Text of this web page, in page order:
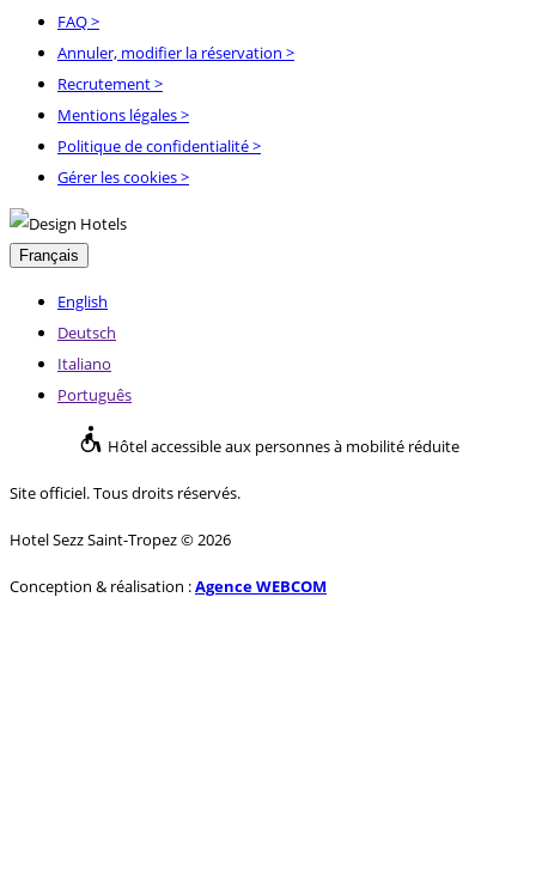
FAQ>
Annuler, modifier la réservation >
Recrutement>
Mentions légales>
Politique de confidentialité>
Gérer les cookies >
Français
English
Deutsch
Italiano
Português
Hôtel accessible aux personnes à mobilité réduite
Site officiel. Tous droits réservés.
Hotel Sezz Saint-Tropez © 2026
Conception & réalisation :Agence WEBCOM